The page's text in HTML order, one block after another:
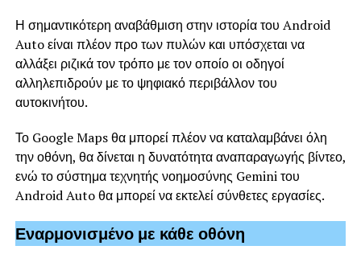
Η σημαντικότερη αναβάθμιση στην ιστορία του Android
Auto είναι πλέον προ των πυλών και υπόσχεται να
αλλάξει ριζικά τον τρόπο με τον οποίο οι οδηγοί
αλληλεπιδρούν με το ψηφιακό περιβάλλον του
αυτοκινήτου.
Το Google Maps θα μπορεί πλέον να καταλαμβάνει όλη
την οθόνη, θα δίνεται η δυνατότητα αναπαραγωγής βίντεο,
ενώ το σύστημα τεχνητής νοημοσύνης Gemini του
Android Auto θα μπορεί να εκτελεί σύνθετες εργασίες.
Εναρμονισμένο με κάθε οθόνη